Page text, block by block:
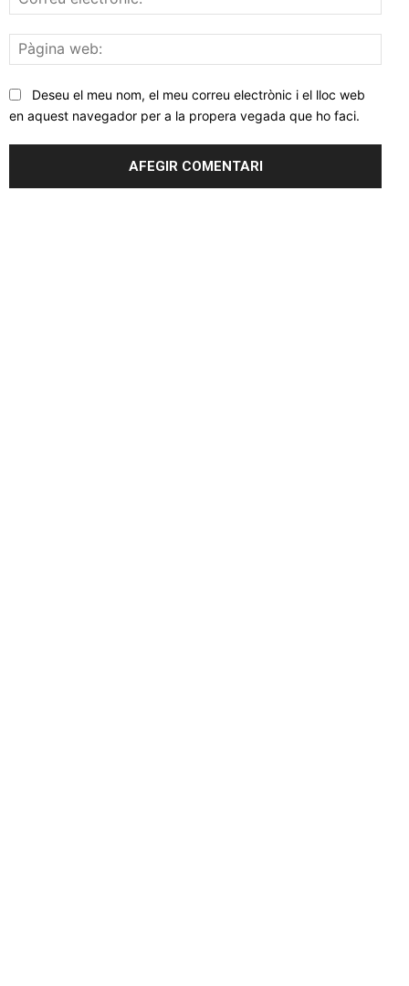
web:
Deseu el meu nom, el meu correu electrònic i el lloc web
en aquest navegador per a la propera vegada que ho faci.